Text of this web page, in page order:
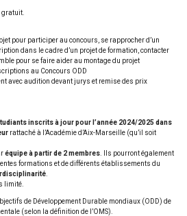
pour participer au concours, se rapprocher d’un
dans le cadre d’un projet de formation, contacter
pour se faire aider au montage du projet
au Concours ODD
avec audition devant jurys et remise des prix
inscrits à jour pour l’année 2024/2025 dans
rattaché à l’Académie d’Aix-Marseille (qu’il soit
équipe à partir de 2 membres . Ils pourront également
formations et de différents établissements du
limité.
de Développement Durable mondiaux (ODD) de
(selon la définition de l’OMS).